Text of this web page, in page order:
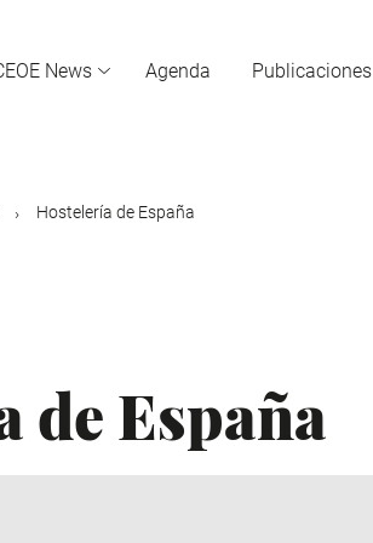
News Agenda Publicaciones
Hostelería de España
de España